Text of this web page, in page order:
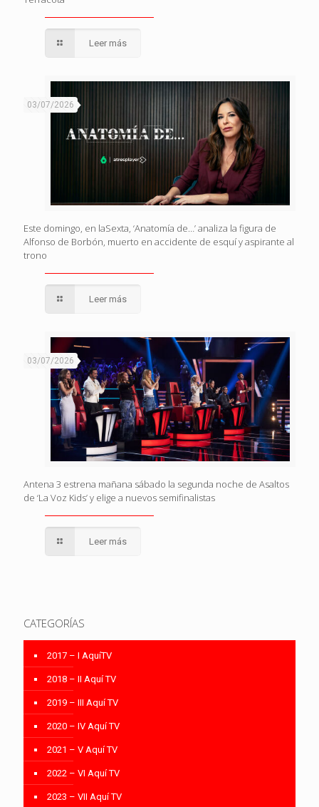
Leer más
03/07/2026
Este domingo, en laSexta, ‘Anatomía de…’ analiza la figura de
Alfonso de Borbón, muerto en accidente de esquí y aspirante al
trono
Leer más
03/07/2026
Antena 3 estrena mañana sábado la segunda noche de Asaltos
de ‘La Voz Kids’ y elige a nuevos semifinalistas
Leer más
CATEGORÍAS
2017 – I AquíTV
2018 – II Aquí TV
2019 – III Aquí TV
2020 – IV Aquí TV
2021 – V Aquí TV
2022 – VI Aquí TV
2023 – VII Aquí TV